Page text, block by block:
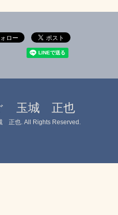
玉城 正也
正也. All Rights Reserved.